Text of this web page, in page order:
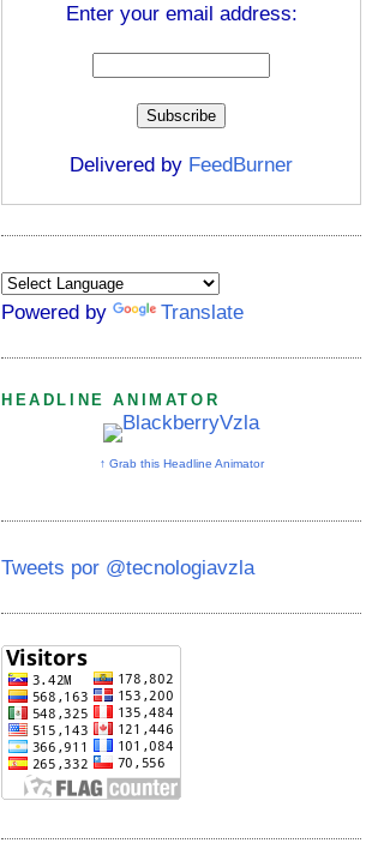
Enter your email address:
Delivered by FeedBurner
Powered by Translate
HEADLINE ANIMATOR
↑ Grab this Headline Animator
Tweets por @tecnologiavzla